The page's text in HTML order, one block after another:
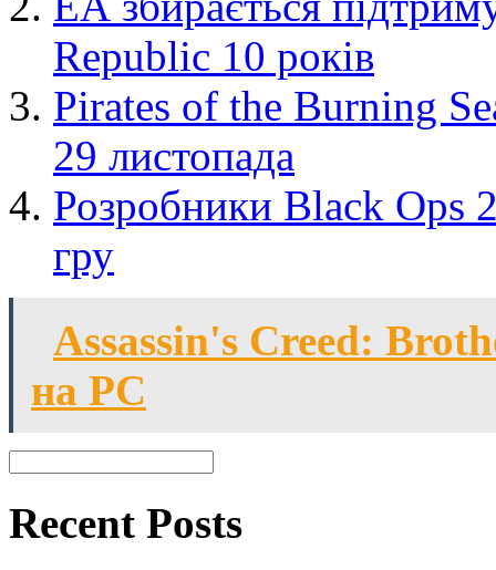
Republic 10 років
Pirates of the Burning
29 листопада
Розробники Black Ops
гру
Assassin's Creed:
на РС
Recent Posts